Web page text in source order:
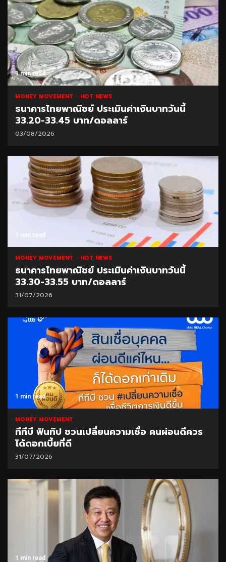
1 min read
MONEY MOVEMENT HOT NEWS
ธนาคารไทยพาณิชย์ ประเมินค่าเงินบาทวันนี้
33.20-33.45 บาท/ดอลลาร์
03/08/2026
1 min read
MONEY MOVEMENT HOT NEWS
ธนาคารไทยพาณิชย์ ประเมินค่าเงินบาทวันนี้
33.30-33.55 บาท/ดอลลาร์
31/07/2026
1 min read
MONEY MOVEMENT
ทีทีบี ฟินทิป ชวนเปลี่ยนความเชื่อ คนผ่อนดีควร
ได้ดอกเบี้ยที่ดี
31/07/2026
1 min read